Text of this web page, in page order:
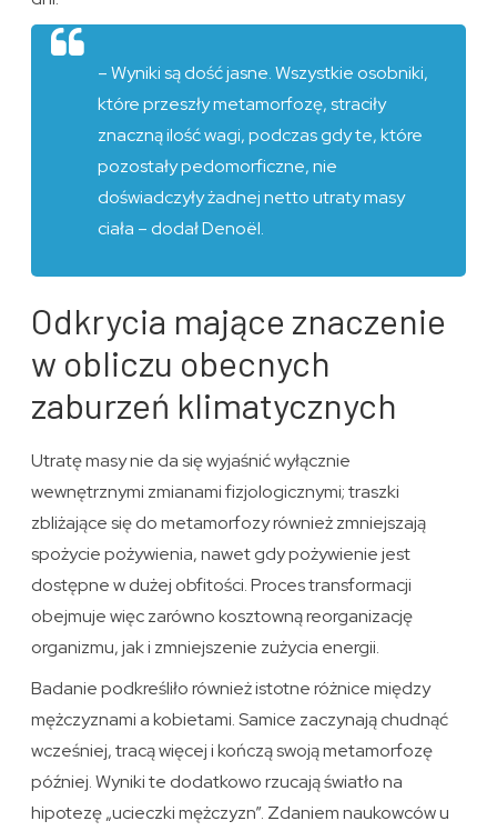
– Wyniki są dość jasne. Wszystkie osobniki,
które przeszły metamorfozę, straciły
znaczną ilość wagi, podczas gdy te, które
pozostały pedomorficzne, nie
doświadczyły żadnej netto utraty masy
ciała – dodał Denoël.
Odkrycia mające znaczenie
w obliczu obecnych
zaburzeń klimatycznych
Utratę masy nie da się wyjaśnić wyłącznie
wewnętrznymi zmianami fizjologicznymi; traszki
zbliżające się do metamorfozy również zmniejszają
spożycie pożywienia, nawet gdy pożywienie jest
dostępne w dużej obfitości. Proces transformacji
obejmuje więc zarówno kosztowną reorganizację
organizmu, jak i zmniejszenie zużycia energii.
Badanie podkreśliło również istotne różnice między
mężczyznami a kobietami. Samice zaczynają chudnąć
wcześniej, tracą więcej i kończą swoją metamorfozę
później. Wyniki te dodatkowo rzucają światło na
hipotezę „ucieczki mężczyzn”. Zdaniem naukowców u